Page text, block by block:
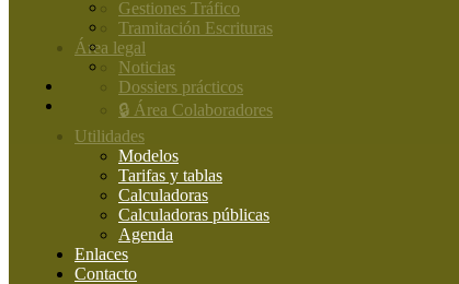
Gestiones Tráfico
Tramitación Escrituras
Área legal
Noticias
Dossiers prácticos
🔒 Área Colaboradores
Utilidades
Modelos
Tarifas y tablas
Calculadoras
Calculadoras públicas
Agenda
Enlaces
Contacto